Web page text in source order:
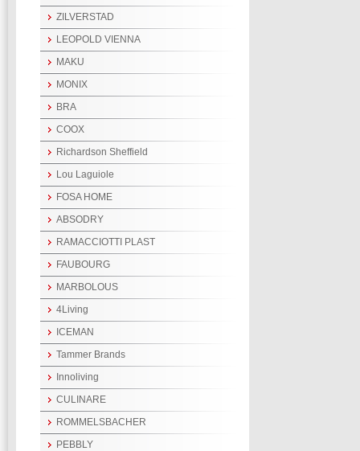
ZILVERSTAD
LEOPOLD VIENNA
MAKU
MONIX
BRA
COOX
Richardson Sheffield
Lou Laguiole
FOSA HOME
ABSODRY
RAMACCIOTTI PLAST
FAUBOURG
MARBOLOUS
4Living
ICEMAN
Tammer Brands
Innoliving
CULINARE
ROMMELSBACHER
PEBBLY